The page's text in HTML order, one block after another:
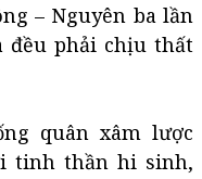
– Nguyên ba lần
đều phải chịu thất
quân xâm lược
tinh thần hi sinh,